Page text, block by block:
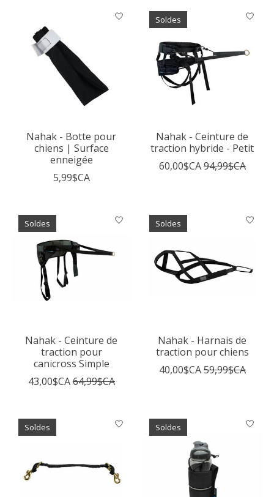
Nahak - Botte pour
chiens | Surface
enneigée
5,99$CA
Soldes
Nahak - Ceinture de
traction hybride - Petit
60,00$CA94,99$CA
Soldes
Nahak - Ceinture de
traction pour
canicross Simple
43,00$CA64,99$CA
Soldes
Nahak - Harnais de
traction pour chiens
40,00$CA59,99$CA
Soldes Soldes